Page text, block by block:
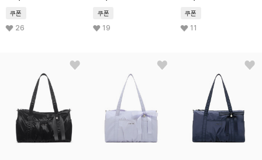
쿠폰
26
쿠폰
19
쿠폰
11